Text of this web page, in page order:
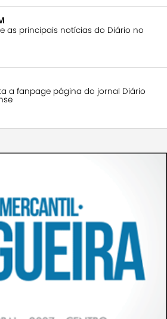
as principais notícias do Diário no
a fanpage página do jornal Diário